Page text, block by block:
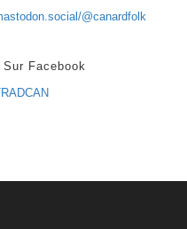
@canardfolk
Facebook